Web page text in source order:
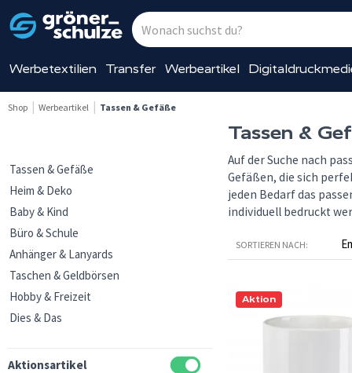
Werbetextilien Transfer Werbeartikel
Shop Werbeartikel Tassen & Gefäße
Tassen & Gefäße
Heim & Deko
Baby & Kind
Büro & Schule
Anhänger & Lanyards
Taschen & Geldbörsen
Hobby & Freizeit
Dies & Das
Aktionsartikel
Tassen &
Auf der Suche nach
Gefäßen, die sich
jeden Bedarf das
individuell bedruckt
SORTIEREN NACH:
Aktion